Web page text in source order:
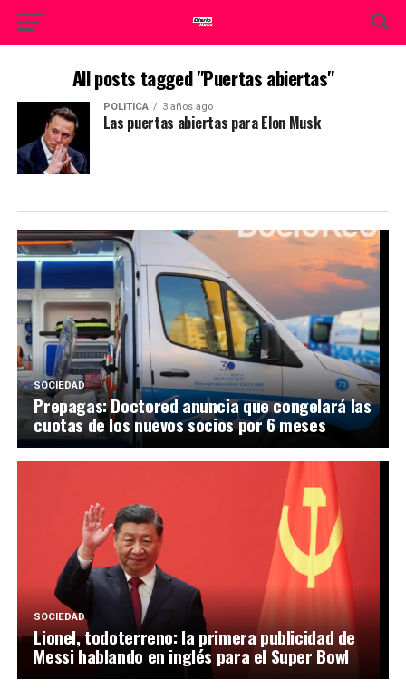
All posts tagged "Puertas abiertas"
POLITICA 3 años ago
Las puertas abiertas para Elon Musk
SOCIEDAD
Prepagas: Doctored anuncia que congelará las
cuotas de los nuevos socios por 6 meses
SOCIEDAD
Lionel, todoterreno: la primera publicidad de
Messi hablando en inglés para el Super Bowl